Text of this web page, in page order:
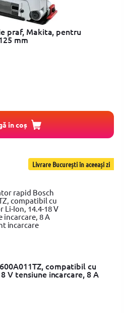
praf, Makita, pentru
mm
în coș
Livrare București în aceeași zi
compatibil cu
V tensiune incarcare, 8 A